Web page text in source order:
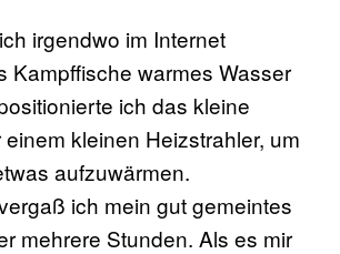
irgendwo im Internet
Kampffische warmes Wasser
ich das kleine
kleinen Heizstrahler, um
aufzuwärmen.
ich mein gut gemeintes
mehrere Stunden. Als es mir